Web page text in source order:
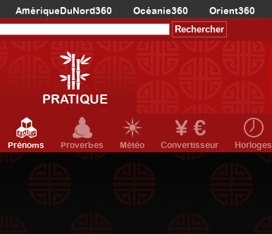
AmériqueDuNord360 Océanie360 Orient360
PRATIQUE
Prénoms Proverbes Météo Convertisseur Horloges